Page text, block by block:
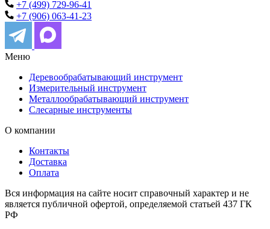
+7 (499) 729-96-41
+7 (906) 063-41-23
Меню
Деревообрабатывающий инструмент
Измерительный инструмент
Металлообрабатывающий инструмент
Слесарные инструменты
О компании
Контакты
Доставка
Оплата
Вся информация на сайте носит справочный характер и не
является публичной офертой, определяемой статьей 437 ГК
РФ